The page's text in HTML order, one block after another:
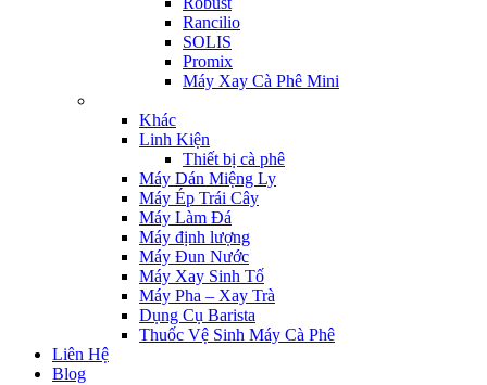
Rancilio
SOLIS
Promix
Máy Xay Cà Phê Mini
Khác
Linh Kiện
Thiết bị cà phê
Máy Dán Miệng Ly
Máy Ép Trái Cây
Máy Làm Đá
Máy định lượng
Máy Đun Nước
Máy Xay Sinh Tố
Máy Pha – Xay Trà
Dụng Cụ Barista
Thuốc Vệ Sinh Máy Cà Phê
Liên Hệ
Blog